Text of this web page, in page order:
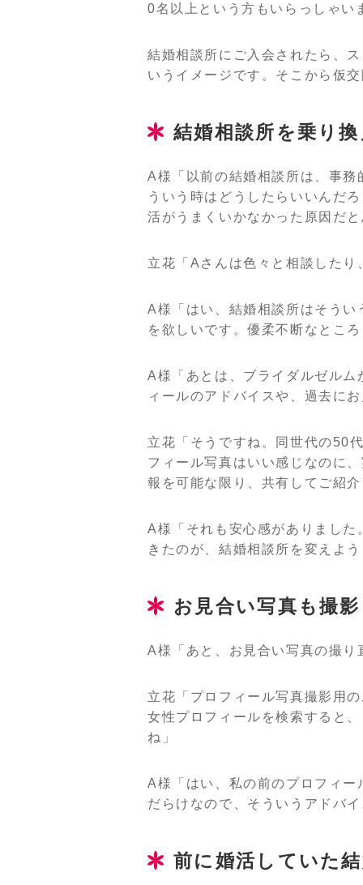
0名以上という方もいらっしゃい
結婚相談所にご入会されたら、
いうイメージです。そこから仮
結婚相談所を乗り
A様「以前の結婚相談所は、事務
ういう時はどうしたらいいんだ
活がうまくいかなかった原因だと
立花「Aさんは色々と相談したり
A様「はい、結婚相談所はそうい
を欲しいです。優柔不断なとこ
A様「あとは、ブライダルゼル
ィールのアドバイスや、過去に
立花「そうですね。同世代の50
フィール写真はいい感じなのに
報を可能な限り、共有してご紹
A様「それも安心感がありまし
きたのが、結婚相談所を変えよ
お見合い写真も撮
A様「あと、お見合い写真の撮り
立花「プロフィール写真撮影用
女性プロフィールを検索すると
ね」
A様「はい、私の前のプロフィ
だらけなので、そういうアドバ
前に婚活していた